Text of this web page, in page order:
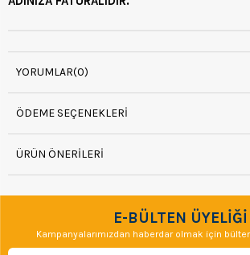
YORUMLAR(0)
ÖDEME SEÇENEKLERI
ÜRÜN ÖNERILERI
E-BÜLTEN ÜYELİĞİ
Kampanyalarımızdan haberdar olmak için